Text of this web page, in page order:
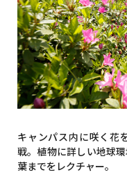
キャンパス内に咲く花
戦。植物に詳しい地球
葉までをレクチャー。